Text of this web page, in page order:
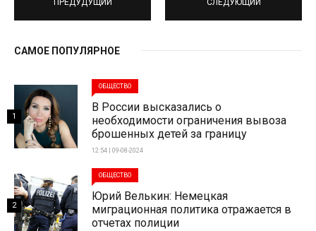
ПРЕДУДУЩИЙ СЛЕДУЮЩИЙ
САМОЕ ПОПУЛЯРНОЕ
ОБЩЕСТВО
В России высказались о
необходимости ограничения вывоза
брошенных детей за границу
12:54 | 09-08-2024
1
ОБЩЕСТВО
Юрий Велькин: Немецкая
миграционная политика отражается в
отчетах полиции
2